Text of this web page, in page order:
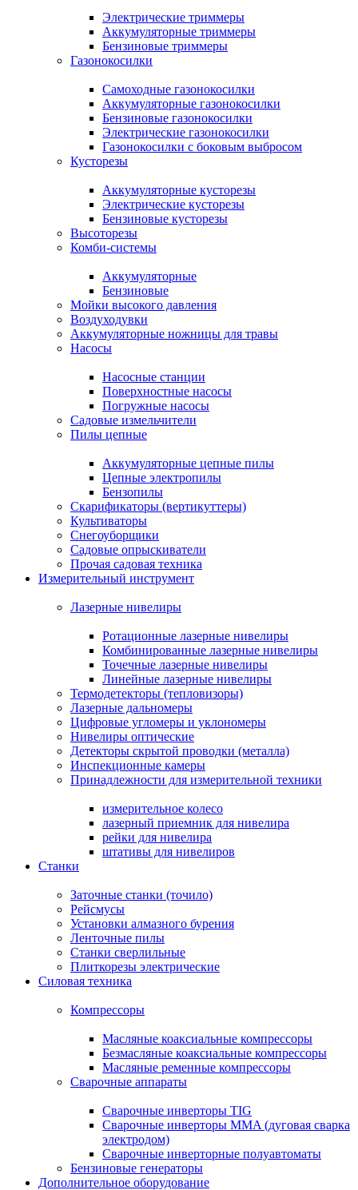
Электрические триммеры
Аккумуляторные триммеры
Бензиновые триммеры
Газонокосилки
Самоходные газонокосилки
Аккумуляторные газонокосилки
Бензиновые газонокосилки
Электрические газонокосилки
Газонокосилки с боковым выбросом
Кусторезы
Аккумуляторные кусторезы
Электрические кусторезы
Бензиновые кусторезы
Высоторезы
Комби-системы
Аккумуляторные
Бензиновые
Мойки высокого давления
Воздуходувки
Аккумуляторные ножницы для травы
Насосы
Насосные станции
Поверхностные насосы
Погружные насосы
Садовые измельчители
Пилы цепные
Аккумуляторные цепные пилы
Цепные электропилы
Бензопилы
Скарификаторы (вертикуттеры)
Культиваторы
Снегоуборщики
Садовые опрыскиватели
Прочая садовая техника
Измерительный инструмент
Лазерные нивелиры
Ротационные лазерные нивелиры
Комбинированные лазерные нивелиры
Точечные лазерные нивелиры
Линейные лазерные нивелиры
Термодетекторы (тепловизоры)
Лазерные дальномеры
Цифровые угломеры и уклономеры
Нивелиры оптические
Детекторы скрытой проводки (металла)
Инспекционные камеры
Принадлежности для измерительной техники
измерительное колесо
лазерный приемник для нивелира
рейки для нивелира
штативы для нивелиров
Станки
Заточные станки (точило)
Рейсмусы
Установки алмазного бурения
Ленточные пилы
Станки сверлильные
Плиткорезы электрические
Силовая техника
Компрессоры
Масляные коаксиальные компрессоры
Безмасляные коаксиальные компрессоры
Масляные ременные компрессоры
Сварочные аппараты
Сварочные инверторы TIG
Сварочные инверторы MMA (дуговая сварка
электродом)
Сварочные инверторные полуавтоматы
Бензиновые генераторы
Дополнительное оборудование